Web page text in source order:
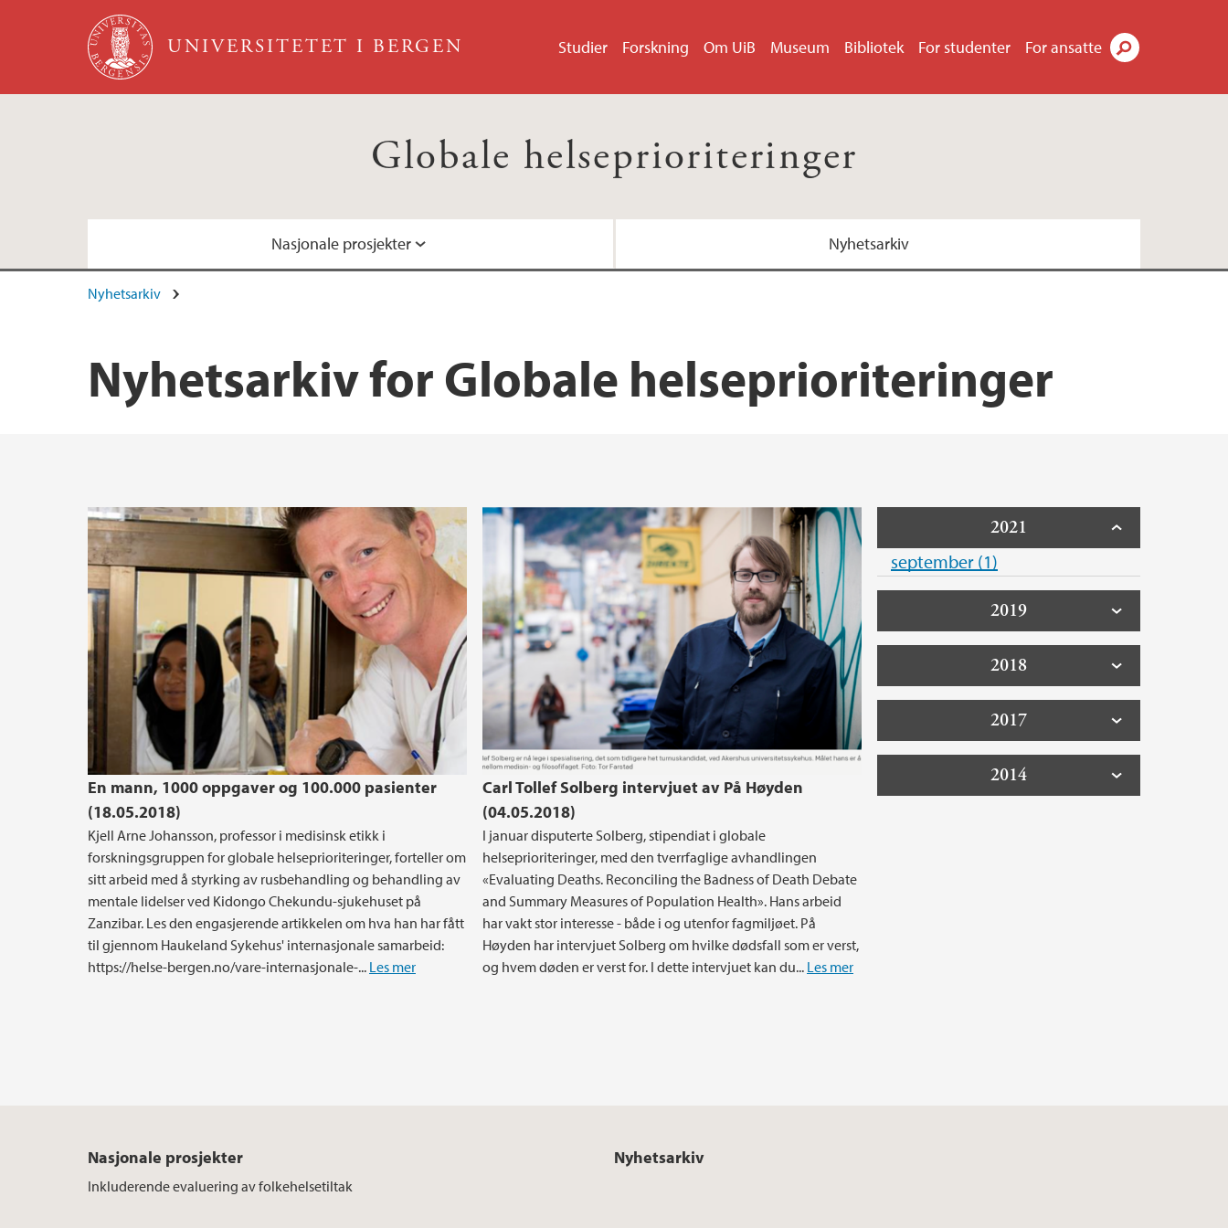
Hopp til hovedinnhold
UNIVERSITETET I BERGEN Studier Forskning Om UiB Museum Bibliotek For studenter For ansatte
Globale helseprioriteringer
Nasjonale prosjekter
Inkluderende evaluering av folkehelsetiltak
Nyhetsarkiv
Nyhetsarkiv
Nyhetsarkiv for Globale helseprioriteringer
En mann, 1000 oppgaver og 100.000 pasienter
(18.05.2018)
Kjell Arne Johansson, professor i medisinsk etikk i
forskningsgruppen for globale helseprioriteringer, forteller om
sitt arbeid med å styrking av rusbehandling og behandling av
mentale lidelser ved Kidongo Chekundu-sjukehuset på
Zanzibar. Les den engasjerende artikkelen om hva han har fått
til gjennom Haukeland Sykehus' internasjonale samarbeid:
https://helse-bergen.no/vare-internasjonale-... Les mer
Carl Tollef Solberg intervjuet av På Høyden
(04.05.2018)
I januar disputerte Solberg, stipendiat i globale
helseprioriteringer, med den tverrfaglige avhandlingen
«Evaluating Deaths. Reconciling the Badness of Death Debate
and Summary Measures of Population Health». Hans arbeid
har vakt stor interesse - både i og utenfor fagmiljøet. På
Høyden har intervjuet Solberg om hvilke dødsfall som er verst,
og hvem døden er verst for. I dette intervjuet kan du... Les mer
2021
september (1)
2019
2018
2017
2014
Nasjonale prosjekter
Inkluderende evaluering av folkehelsetiltak
Nyhetsarkiv